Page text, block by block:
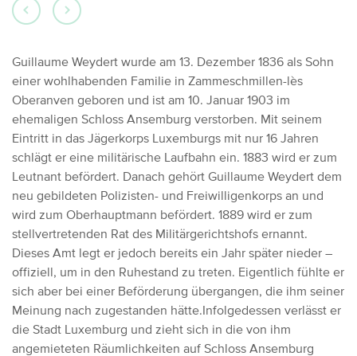
Guillaume Weydert wurde am 13. Dezember 1836 als Sohn
einer wohlhabenden Familie in Zammeschmillen-lès
Oberanven geboren und ist am 10. Januar 1903 im
ehemaligen Schloss Ansemburg verstorben. Mit seinem
Eintritt in das Jägerkorps Luxemburgs mit nur 16 Jahren
schlägt er eine militärische Laufbahn ein. 1883 wird er zum
Leutnant befördert. Danach gehört Guillaume Weydert dem
neu gebildeten Polizisten- und Freiwilligenkorps an und
wird zum Oberhauptmann befördert. 1889 wird er zum
stellvertretenden Rat des Militärgerichtshofs ernannt.
Dieses Amt legt er jedoch bereits ein Jahr später nieder –
offiziell, um in den Ruhestand zu treten. Eigentlich fühlte er
sich aber bei einer Beförderung übergangen, die ihm seiner
Meinung nach zugestanden hätte.Infolgedessen verlässt er
die Stadt Luxemburg und zieht sich in die von ihm
angemieteten Räumlichkeiten auf Schloss Ansemburg